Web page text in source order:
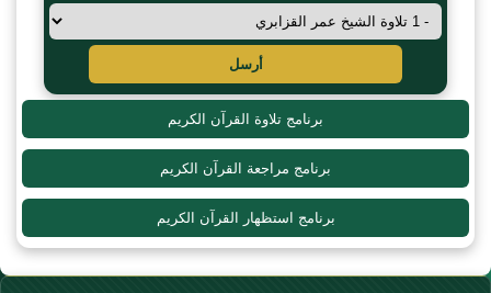
أرسل
برنامج تلاوة القرآن الكريم
برنامج مراجعة القرآن الكريم
برنامج استظهار القرآن الكريم